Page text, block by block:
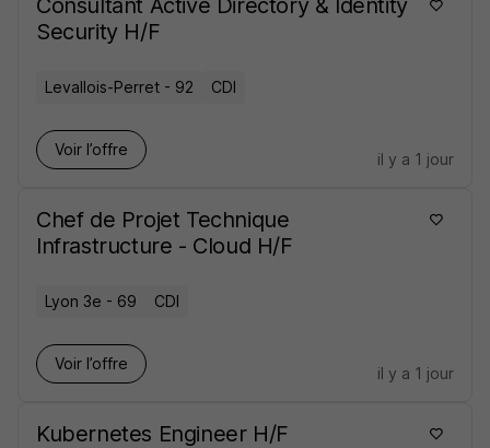
Consultant Active Directory & Identity
Security H/F
Levallois-Perret - 92 CDI
Voir l’offre
il y a 1 jour
Chef de Projet Technique
Infrastructure - Cloud H/F
Lyon 3e - 69 CDI
Voir l’offre
il y a 1 jour
Kubernetes Engineer H/F